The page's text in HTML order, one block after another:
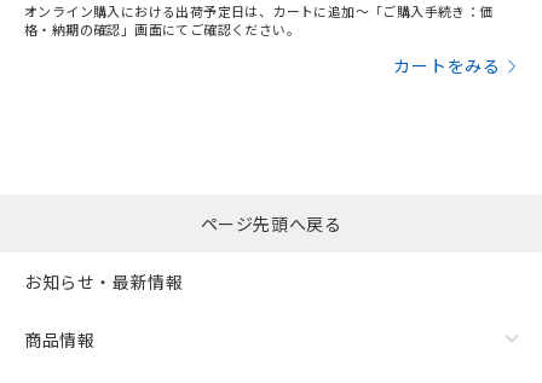
オンライン購入における出荷予定日は、カートに追加～「ご購入手続き：価
格・納期の確認」画面にてご確認ください。
カートをみる
ページ先頭へ戻る
お知らせ・最新情報
商品情報